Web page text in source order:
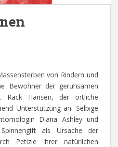
von Rindern und
Bewohner der geruhsamen
Rack Hansen, der örtliche
Unterstützung an. Selbige
Diana Ashley und
als Ursache der
Petizie ihrer natürlichen